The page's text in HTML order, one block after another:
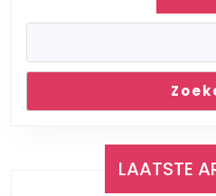
LAATSTE